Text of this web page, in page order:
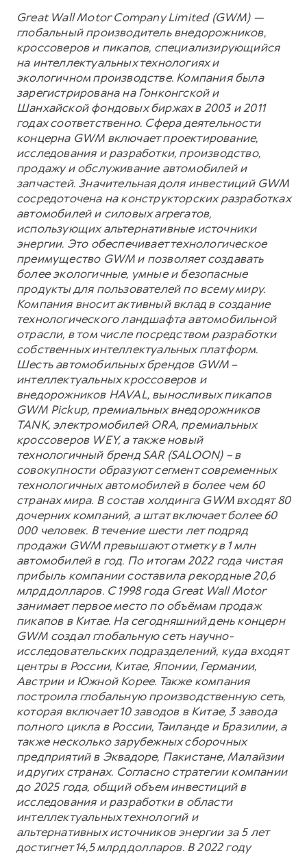
Great Wall Motor Company Limited (GWM) —
глобальный производитель внедорожников,
кроссоверов и пикапов, специализирующийся
на интеллектуальных технологиях и
экологичном производстве. Компания была
зарегистрирована на Гонконгской и
Шанхайской фондовых биржах в 2003 и 2011
годах соответственно. Сфера деятельности
концерна GWM включает проектирование,
исследования и разработки, производство,
продажу и обслуживание автомобилей и
запчастей. Значительная доля инвестиций GWM
сосредоточена на конструкторских разработках
автомобилей и силовых агрегатов,
использующих альтернативные источники
энергии. Это обеспечивает технологическое
преимущество GWM и позволяет создавать
более экологичные, умные и безопасные
продукты для пользователей по всему миру.
Компания вносит активный вклад в создание
технологического ландшафта автомобильной
отрасли, в том числе посредством разработки
собственных интеллектуальных платформ.
Шесть автомобильных брендов GWM –
интеллектуальных кроссоверов и
внедорожников HAVAL, выносливых пикапов
GWM Pickup, премиальных внедорожников
TANK, электромобилей ORA, премиальных
кроссоверов WEY, а также новый
технологичный бренд SAR (SALOON) – в
совокупности образуют сегмент современных
технологичных автомобилей в более чем 60
странах мира. В состав холдинга GWM входят 80
дочерних компаний, а штат включает более 60
000 человек. В течение шести лет подряд
продажи GWM превышают отметку в 1 млн
автомобилей в год. По итогам 2022 года чистая
прибыль компании составила рекордные 20,6
млрд долларов. С 1998 года Great Wall Motor
занимает первое место по объёмам продаж
пикапов в Китае. На сегодняшний день концерн
GWM создал глобальную сеть научно-
исследовательских подразделений, куда входят
центры в России, Китае, Японии, Германии,
Австрии и Южной Корее. Также компания
построила глобальную производственную сеть,
которая включает 10 заводов в Китае, 3 завода
полного цикла в России, Таиланде и Бразилии, а
также несколько зарубежных сборочных
предприятий в Эквадоре, Пакистане, Малайзии
и других странах. Согласно стратегии компании
до 2025 года, общий объем инвестиций в
исследования и разработки в области
интеллектуальных технологий и
альтернативных источников энергии за 5 лет
достигнет 14,5 млрд долларов. В 2022 году